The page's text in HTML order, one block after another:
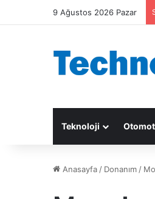
9 Ağustos 2026 Pazar
Teknoloji
Anasayfa / Donanım /